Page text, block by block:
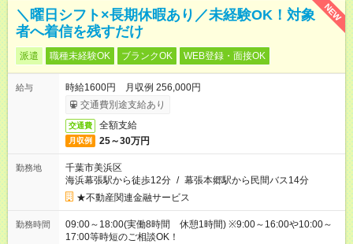
NEW
＼曜日シフト×長期休暇あり／未経験OK！対象
者へ着信を残すだけ
派遣 職種未経験OK ブランクOK WEB登録・面接OK
給与
時給1600円 月収例 256,000円
交通費別途支給あり
交通費 全額支給
月収例 25～30万円
勤務地
千葉市美浜区
海浜幕張駅から徒歩12分 / 幕張本郷駅から民間バス14分
★不動産関連金融サービス
勤務時間
09:00～18:00(実働8時間 休憩1時間) ※9:00～16:00や10:00～
17:00等時短のご相談OK！